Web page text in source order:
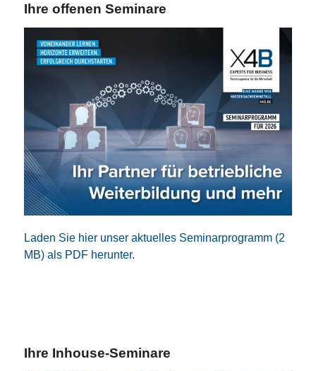
Ihre offenen Seminare
Laden Sie hier unser aktuelles Seminarprogramm (2
MB) als PDF herunter.
Ihre Inhouse-Seminare